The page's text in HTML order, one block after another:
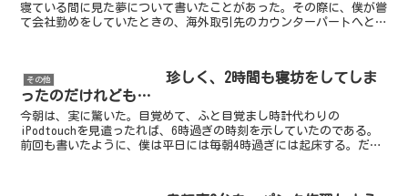
寝ている間に見た夢について書いたことがあった。その際に、僕が嘗
て会社勤めをしていたときの、海外取引先のカウンターパートへと話
その他
珍しく、2時間も寝坊をしてしま
ったのだけれども…
今朝は、実に驚いた。目覚めて、ふと目覚まし時計代わりの
iPodtouchを見遣ったれば、6時過ぎの時刻を示していたのである。
前回も書いたように、僕は平日には毎朝4時過ぎには起床する。だか